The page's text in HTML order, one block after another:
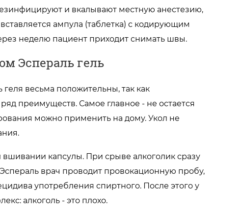
и вкалывают местную анестезию,
ампула (таблетка) с кодирующим
неделю пациент приходит снимать швы.
Эспераль гель
весьма положительны, так как
преимуществ. Самое главное - не остается
можно применить на дому. Укол не
капсулы. При срыве алкоголик сразу
врач проводит провокационную пробу,
употребления спиртного. После этого у
алкоголь - это плохо.